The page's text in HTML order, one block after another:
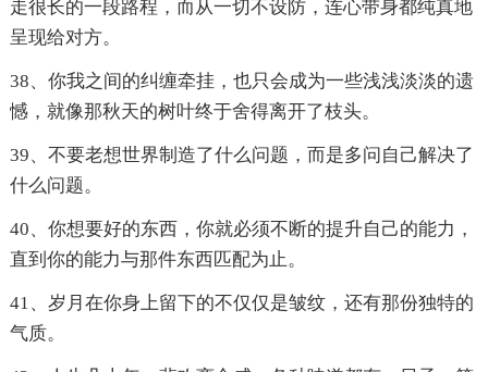
走很长的一段路程，而从一切不设防，连心带身都纯真地
呈现给对方。
38、你我之间的纠缠牵挂，也只会成为一些浅浅淡淡的遗
憾，就像那秋天的树叶终于舍得离开了枝头。
39、不要老想世界制造了什么问题，而是多问自己解决了
什么问题。
40、你想要好的东西，你就必须不断的提升自己的能力，
直到你的能力与那件东西匹配为止。
41、岁月在你身上留下的不仅仅是皱纹，还有那份独特的
气质。